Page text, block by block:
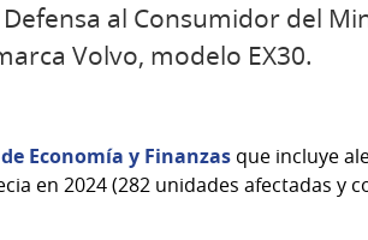
al Consumidor del
Volvo, modelo EX30.
Economía y Finanzas que incluye
en 2024 (282 unidades afectadas y